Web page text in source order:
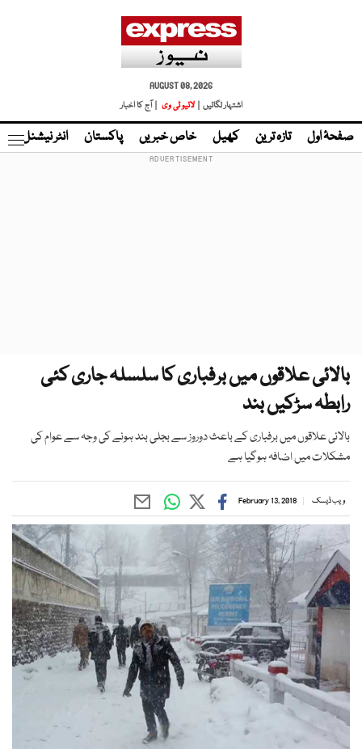
AUGUST 08, 2026
اشتہار لگائیں |
لائیو ٹی وی | آج کا اخبار
صفحۂ اول تازہ ترین کھیل خاص خبریں پاکستان انٹر نیشنل
بالائی علاقوں میں برفباری کا سلسلہ جاری کئی
رابطہ سڑکیں بند
بالائی علاقوں میں برفباری کے باعث دوروز سے بجلی بند ہونے کی وجہ سے عوام کی
مشکلات میں اضافہ ہوگیا ہے
ویب ڈیسک February 13, 2018